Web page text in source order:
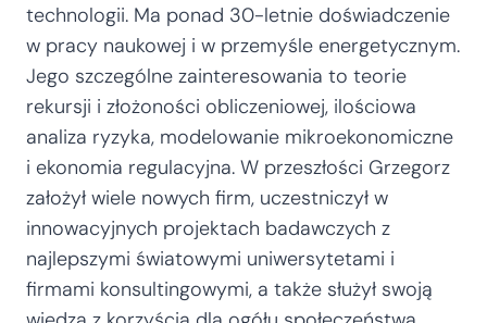
technologii. Ma ponad 30-letnie doświadczenie
w pracy naukowej i w przemyśle energetycznym.
Jego szczególne zainteresowania to teorie
rekursji i złożoności obliczeniowej, ilościowa
analiza ryzyka, modelowanie mikroekonomiczne
i ekonomia regulacyjna. W przeszłości Grzegorz
założył wiele nowych firm, uczestniczył w
innowacyjnych projektach badawczych z
najlepszymi światowymi uniwersytetami i
firmami konsultingowymi, a także służył swoją